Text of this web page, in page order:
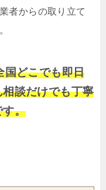
者からの取り立て
国どこでも即日
談だけでも丁寧
す。